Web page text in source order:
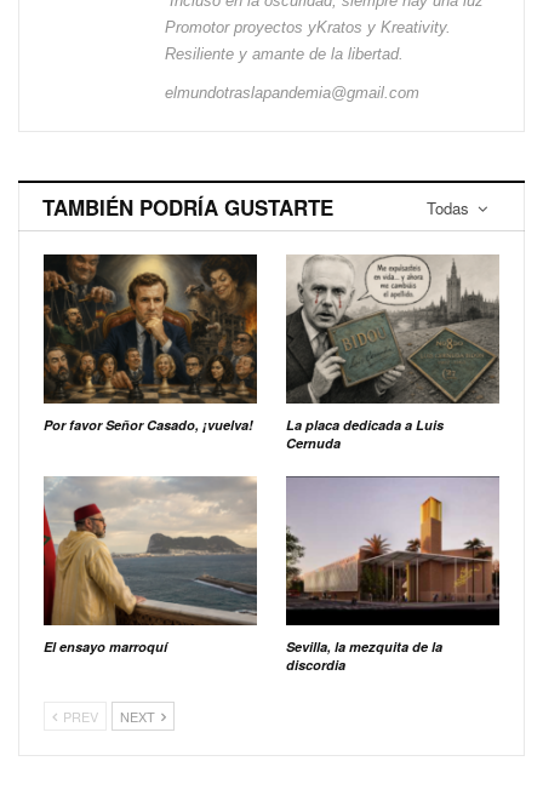
Promotor proyectos yKratos y Kreativity.
Resiliente y amante de la libertad.
elmundotraslapandemia@gmail.com
Todas
TAMBIÉN PODRÍA GUSTARTE
Por favor Señor Casado, ¡vuelva!
La placa dedicada a Luis
Cernuda
El ensayo marroquí
Sevilla, la mezquita de la
discordia
PREV NEXT